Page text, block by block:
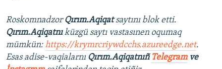
Roskomnadzor Qırım.Aqiqatsaytını blok etti.
Qırım.Aqiqatnıküzgü saytı vastasınen oqumaq
mümkün:https://krymrcriywdcchs.azureedge.net.
Esas adise-vaqialarnı Qırım.Aqiqatnıñ Telegramve